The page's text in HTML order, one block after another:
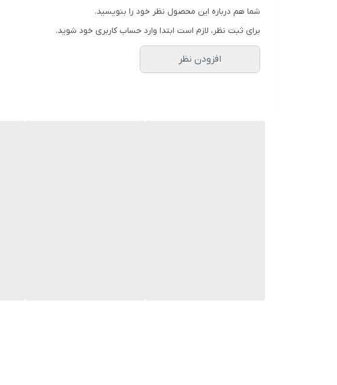
شما هم درباره این محصول نظر خود را بنویسید.
برای ثبت نظر، لازم است ابتدا وارد حساب کاربری خود شوید.
افزودن نظر